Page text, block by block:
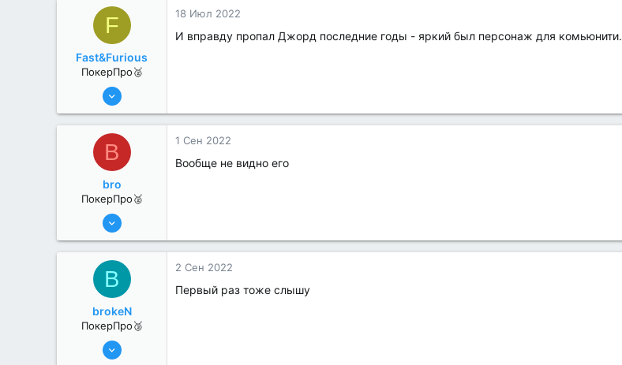
F
Fast&Furious
ПокерПро🥈
6 Июн 2022
2
18 Июл 2022
И вправду пропал Джорд последние годы - яркий был персонаж для комьюнити.
B
bro
ПокерПро🥈
13 Июн 2022
3
1 Сен 2022
Вообще не видно его
B
brokeN
ПокерПро🥉
17 Авг 2022
2 Сен 2022
Первый раз тоже слышу